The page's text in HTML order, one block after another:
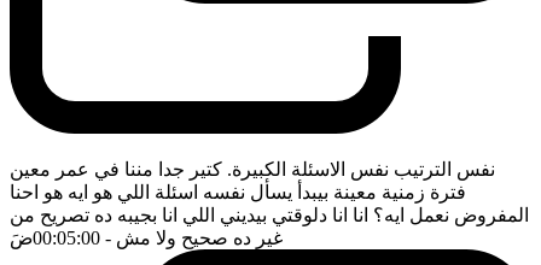
نفس الترتيب نفس الاسئلة الكبيرة. كتير جدا مننا في عمر معين
فترة زمنية معينة بيبدأ يسأل نفسه اسئلة اللي هو ايه هو احنا
المفروض نعمل ايه؟ انا انا دلوقتي بيديني اللي انا بجيبه ده تصريح من
غير ده صحيح ولا مش - 00:05:00 ضَ